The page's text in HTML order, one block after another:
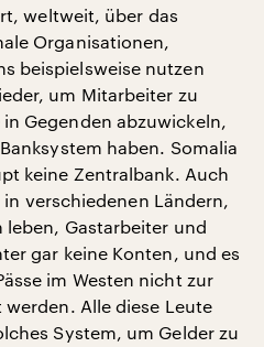
weltweit, über das
Organisationen,
beispielsweise nutzen
um Mitarbeiter zu
Gegenden abzuwickeln,
haben. Somalia
keine Zentralbank. Auch
verschiedenen Ländern,
Gastarbeiter und
gar keine Konten, und es
im Westen nicht zur
Alle diese Leute
System, um Gelder zu